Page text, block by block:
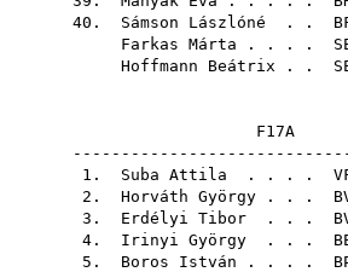
40. Sámson Lászlóné . .
Farkas Márta . . . .
Hoffmann Beátrix . .
1. Suba Attila . . . .
2. Horváth György . . .
3. Erdélyi Tibor . . .
4. Irinyi György . . .
5. Boros István . . . .